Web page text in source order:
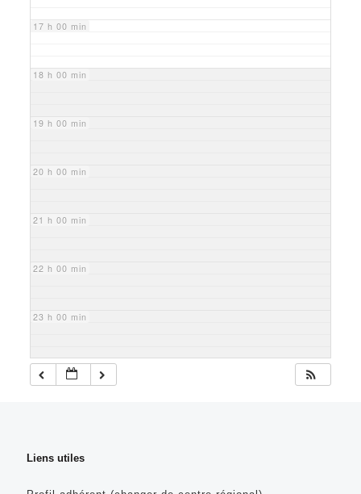
17 h 00 min
18 h 00 min
19 h 00 min
20 h 00 min
21 h 00 min
22 h 00 min
23 h 00 min
Liens utiles